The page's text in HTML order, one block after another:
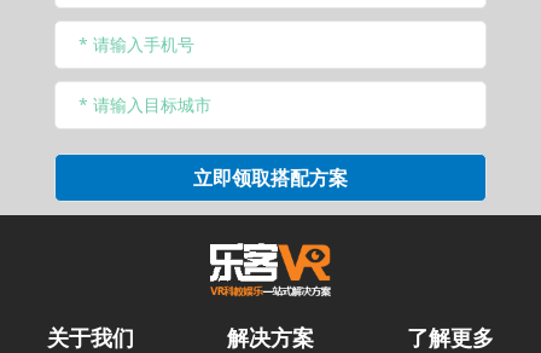
关于我们 解决方案 了解更多